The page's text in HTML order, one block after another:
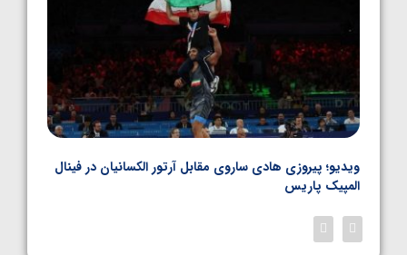
ویدیو؛ پیروزی هادی ساروی مقابل آرتور الکسانیان در فینال
المپیک پاریس